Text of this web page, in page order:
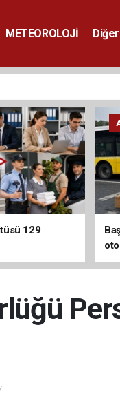
METEOROLOJİ
Diğer
129